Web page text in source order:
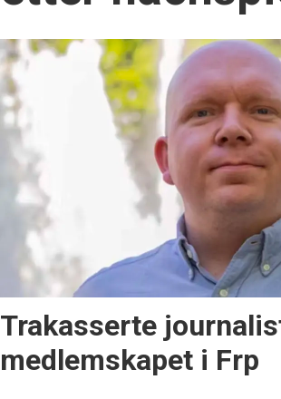
Trakasserte
medlemskapet i Frp